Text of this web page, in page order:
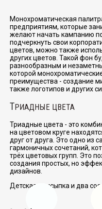
Монохроматическая
предприятиям, которые
желают начать кампанию
подчеркнуть свои
цветов, можно также
других цветов. Такой фон
разнообразным и
которой
преимущества - создание
также логотипов и других
ТРИАДНЫЕ ЦВЕТА
Триадные цвета - это
на цветовом круге
друг от друга. Это одно из
гармоничных сочетаний,
трёх цветовых групп. Это
создания простых, но
дизайнов.
Детская присыпка и два